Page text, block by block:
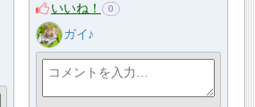
いいね！ 0
ガイ♪